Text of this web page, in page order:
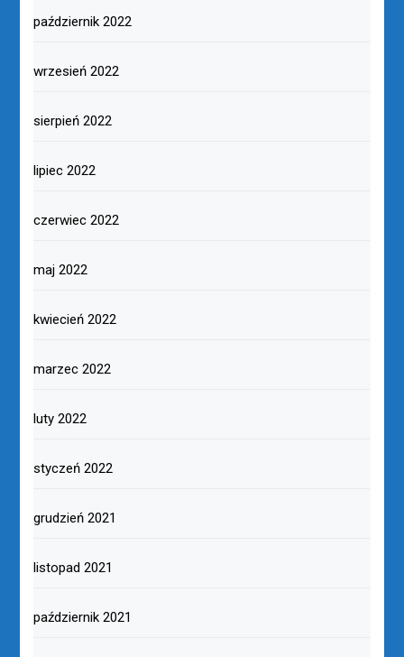
październik 2022
wrzesień 2022
sierpień 2022
lipiec 2022
czerwiec 2022
maj 2022
kwiecień 2022
marzec 2022
luty 2022
styczeń 2022
grudzień 2021
listopad 2021
październik 2021